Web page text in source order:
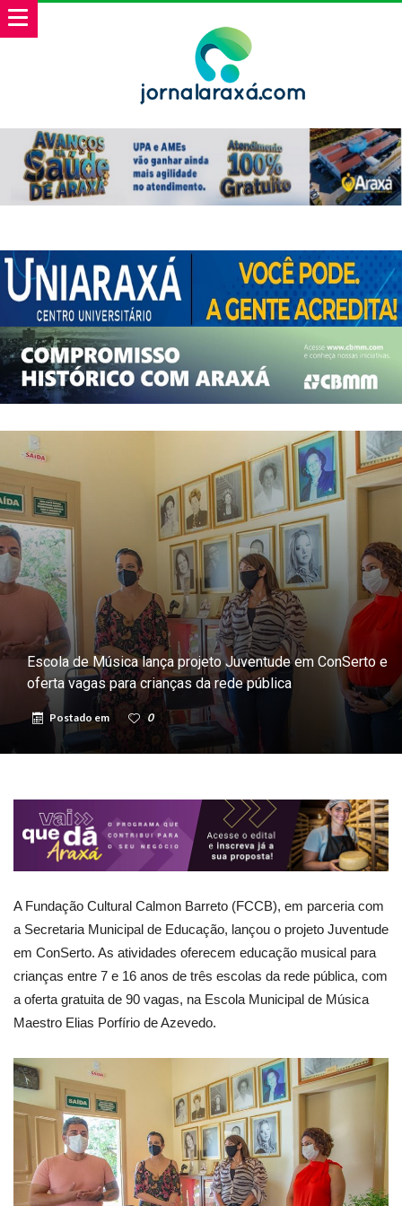
Escola de Música lança projeto Juventude em ConSerto e
oferta vagas para crianças da rede pública
Postado em 0
A Fundação Cultural Calmon Barreto (FCCB), em parceria com
a Secretaria Municipal de Educação, lançou o projeto Juventude
em ConSerto. As atividades oferecem educação musical para
crianças entre 7 e 16 anos de três escolas da rede pública, com
a oferta gratuita de 90 vagas, na Escola Municipal de Música
Maestro Elias Porfírio de Azevedo.